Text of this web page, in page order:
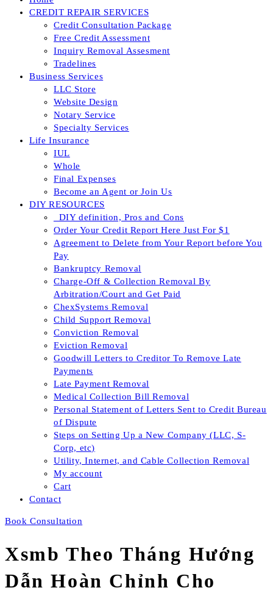
CREDIT REPAIR SERVICES
Credit Consultation Package
Free Credit Assessment
Inquiry Removal Assesment
Tradelines
Business Services
LLC Store
Website Design
Notary Service
Specialty Services
Life Insurance
IUL
Whole
Final Expenses
Become an Agent or Join Us
DIY RESOURCES
_DIY definition, Pros and Cons
Order Your Credit Report Here Just For $1
Agreement to Delete from Your Report before You
Pay
Bankruptcy Removal
Charge-Off & Collection Removal By
Arbitration/Court and Get Paid
ChexSystems Removal
Child Support Removal
Conviction Removal
Eviction Removal
Goodwill Letters to Creditor To Remove Late
Payments
Late Payment Removal
Medical Collection Bill Removal
Personal Statement of Letters Sent to Credit Bureau
of Dispute
Steps on Setting Up a New Company (LLC, S-
Corp, etc)
Utility, Internet, and Cable Collection Removal
My account
Cart
Contact
Book Consultation
Xsmb Theo Tháng Hướng
Dẫn Hoàn Chỉnh Cho